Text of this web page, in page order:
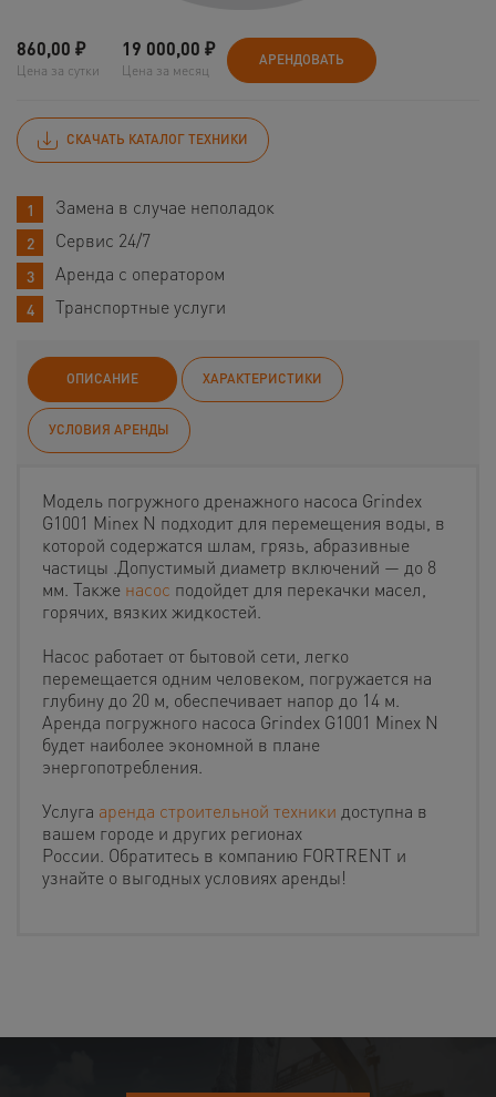
860,00 ₽
Цена за сутки
19 000,00 ₽
Цена за месяц
АРЕНДОВАТЬ
СКАЧАТЬ КАТАЛОГ ТЕХНИКИ
Замена в случае неполадок
Сервис 24/7
Аренда с оператором
Транспортные услуги
ОПИСАНИЕ ХАРАКТЕРИСТИКИ
УСЛОВИЯ АРЕНДЫ
Модель погружного дренажного насоса Grindex
G1001 Minex N подходит для перемещения воды, в
которой содержатся шлам, грязь, абразивные
частицы .Допустимый диаметр включений — до 8
мм. Также насос подойдет для перекачки масел,
горячих, вязких жидкостей.
Насос работает от бытовой сети, легко
перемещается одним человеком, погружается на
глубину до 20 м, обеспечивает напор до 14 м.
Аренда погружного насоса Grindex G1001 Minex N
будет наиболее экономной в плане
энергопотребления.
Услуга аренда строительной техники доступна в
вашем городе и других регионах
России. Обратитесь в компанию FORTRENT и
узнайте о выгодных условиях аренды!